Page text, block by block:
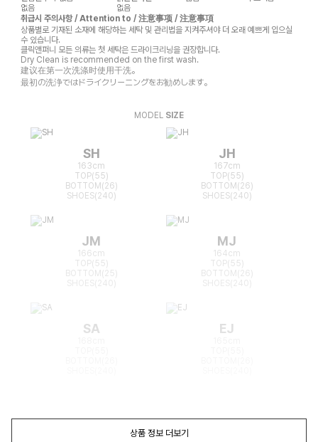
없음
없음
취급시 주의사항 / Attention to / 注意事项 / 注意事項
상품별로 기재된 소재에 해당하는 세탁 및 관리법을 지켜주셔야 더 오래 예쁘게 입으실
수 있습니다.
클릭앤퍼니 모든 의류는 첫 세탁은 드라이크리닝을 권장합니다.
Dry Clean is recommended on the first wash.
建议在第一次洗涤时使用干洗。
最初の洗浄ではドライクリーニングをお勧めします。
MODEL SIZE
SH
163cm
TOP(55)
BOTTOM(26)
SHOES(240)
JH
167cm
TOP(55)
BOTTOM(26)
SHOES(240)
JM
166cm
TOP(55)
BOTTOM(25)
MJ
164cm
TOP(55)
BOTTOM(26)
SA EJ
상품 정보 더보기